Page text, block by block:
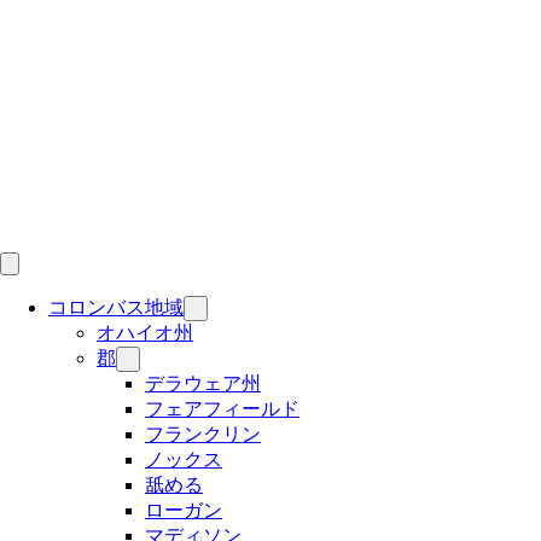
コロンバス地域
オハイオ州
郡
デラウェア州
フェアフィールド
フランクリン
ノックス
舐める
ローガン
マディソン